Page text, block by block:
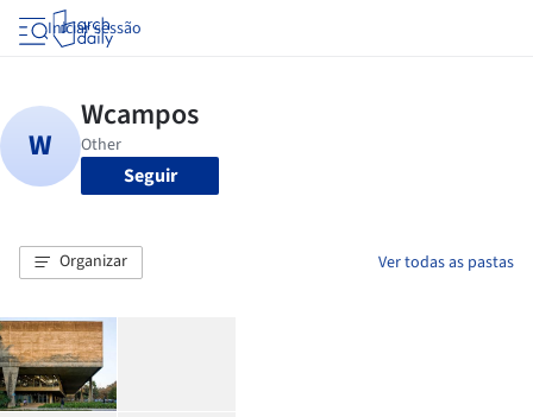
Iniciar sessão
Seguir
Organizar Ver todas as pastas